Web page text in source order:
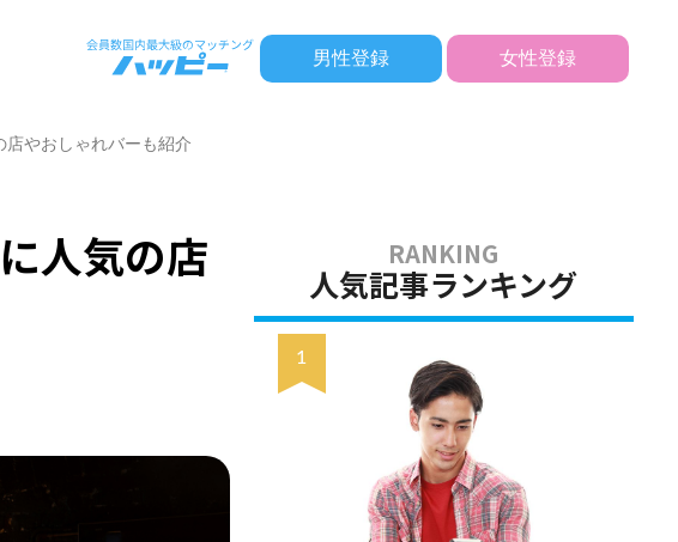
男性登録 女性登録
やおしゃれバーも紹介
人気の店
人気記事ランキング